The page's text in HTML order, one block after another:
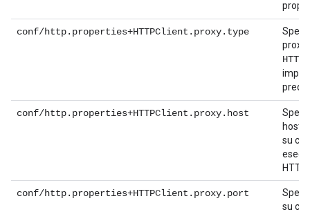
conf/http.properties+HTTPClient.proxy.type
proxy
HTTP
conf/http.properties+HTTPClient.proxy.host
host
su cui
HTTP.
conf/http.properties+HTTPClient.proxy.port
su cui